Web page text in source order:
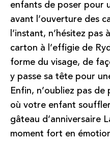
enfants de poser pour
avant l’ouverture des
l’instant, n’hésitez
carton à l’effigie de
forme du visage, de
y passe sa tête pour
Enfin, n’oubliez pas
où votre enfant
gâteau d’anniversaire
moment fort en